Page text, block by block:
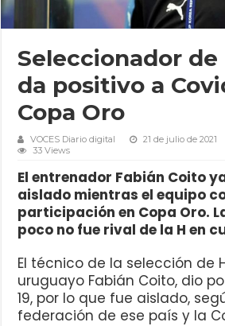
Seleccionador de
da positivo a
Copa Oro
VOCES Diario digital 21 de julio de 2021
33 Views
El entrenador Fabián Coito
aislado mientras el equipo
participación en Copa Oro.
poco no fue rival de la H en
El técnico de la selección de
uruguayo Fabián Coito, dio
19, por lo que fue aislado,
federación de ese país y la